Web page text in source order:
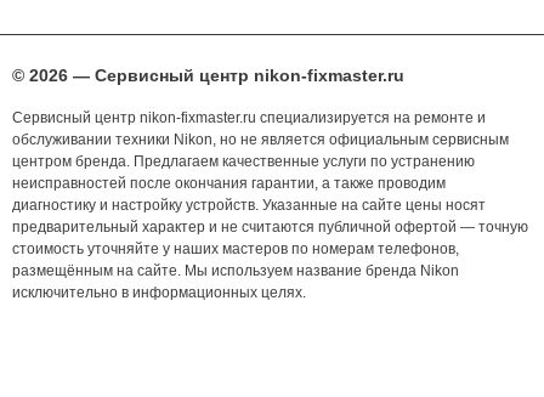
© 2026 — Сервисный центр nikon-fixmaster.ru
Сервисный центр nikon-fixmaster.ru специализируется на ремонте и
обслуживании техники Nikon, но не является официальным сервисным
центром бренда. Предлагаем качественные услуги по устранению
неисправностей после окончания гарантии, а также проводим
диагностику и настройку устройств. Указанные на сайте цены носят
предварительный характер и не считаются публичной офертой — точную
стоимость уточняйте у наших мастеров по номерам телефонов,
размещённым на сайте. Мы используем название бренда Nikon
исключительно в информационных целях.